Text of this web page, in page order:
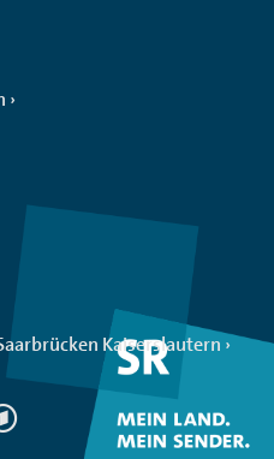
Kaiserslautern